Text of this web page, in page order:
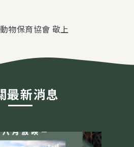
物保育協會 敬上
最新消息